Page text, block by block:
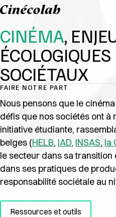
CINÉMA,
SOCIÉTAUX
FAIRE NOTRE PART
Nous pensons que le
défis que nos sociétés ont à
initiative étudiante,
belges (HELB, IAD, INSAS, la
le secteur dans sa
dans ses pratiques de
responsabilité sociétale au
Ressources et outils